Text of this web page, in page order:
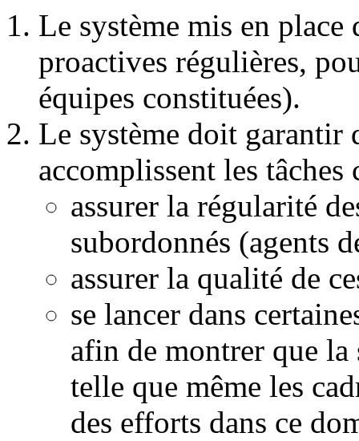
Le système mis en
proactives régulières,
équipes constituées).
Le système doit garantir
accomplissent les tâches
assurer la régularité
subordonnés (agents
assurer la qualité de
se lancer dans
afin de montrer que
telle que même les
des efforts dans ce